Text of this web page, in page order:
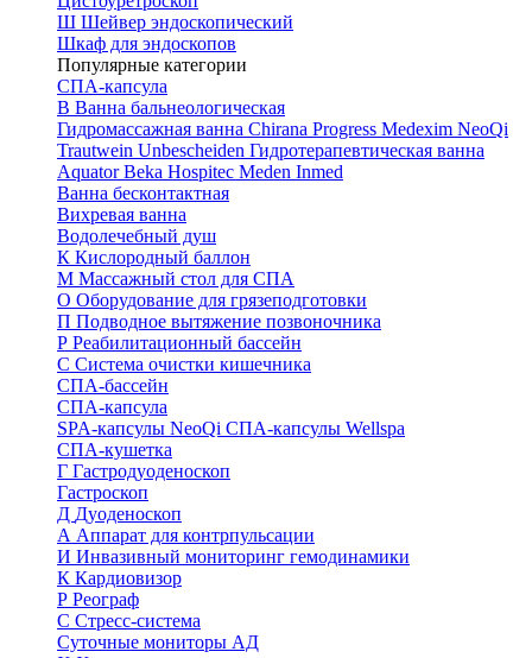
Ш Шейвер эндоскопический
Шкаф для эндоскопов
Популярные категории
СПА-капсула
В Ванна бальнеологическая
Гидромассажная ванна Chirana Progress Medexim NeoQi
Trautwein Unbescheiden Гидротерапевтическая ванна
AquatorBeka Hospitec Meden Inmed
Ванна бесконтактная
Вихревая ванна
Водолечебный душ
К Кислородный баллон
М Массажный стол для СПА
О Оборудование для грязеподготовки
П Подводное вытяжение позвоночника
Р Реабилитационный бассейн
С Система очистки кишечника
СПА-бассейн
СПА-капсула
SPA-капсулы NeoQi СПА-капсулы Wellspa
СПА-кушетка
Г Гастродуоденоскоп
Гастроскоп
Д Дуоденоскоп
А Аппарат для контрпульсации
И Инвазивный мониторинг гемодинамики
К Кардиовизор
Р Реограф
С Стресс-система
Суточные мониторы АД